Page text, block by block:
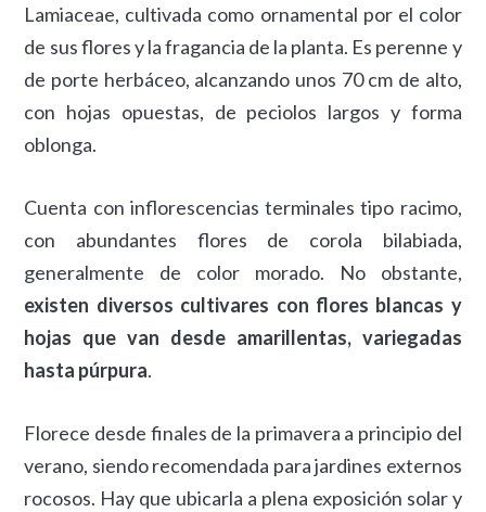
Lamiaceae, cultivada como ornamental por el color
de sus flores y la fragancia de la planta. Es perenne y
de porte herbáceo, alcanzando unos 70 cm de alto,
con hojas opuestas, de peciolos largos y forma
oblonga.
Cuenta con inflorescencias terminales tipo racimo,
con abundantes flores de corola bilabiada,
generalmente de color morado. No obstante,
existen diversos cultivares con flores blancas y
hojas que van desde amarillentas, variegadas
hasta púrpura.
Florece desde finales de la primavera a principio del
verano, siendo recomendada para jardines externos
rocosos. Hay que ubicarla a plena exposición solar y